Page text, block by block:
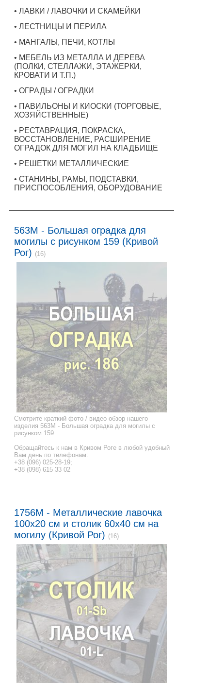
• ЛАВКИ / ЛАВОЧКИ И СКАМЕЙКИ
• ЛЕСТНИЦЫ И ПЕРИЛА
• МАНГАЛЫ, ПЕЧИ, КОТЛЫ
• МЕБЕЛЬ ИЗ МЕТАЛЛА И ДЕРЕВА
(ПОЛКИ, СТЕЛЛАЖИ, ЭТАЖЕРКИ,
КРОВАТИ И Т.П.)
• ОГРАДЫ / ОГРАДКИ
• ПАВИЛЬОНЫ И КИОСКИ (ТОРГОВЫЕ,
ХОЗЯЙСТВЕННЫЕ)
• РЕСТАВРАЦИЯ, ПОКРАСКА,
ВОССТАНОВЛЕНИЕ, РАСШИРЕНИЕ
ОГРАДОК ДЛЯ МОГИЛ НА КЛАДБИЩЕ
• РЕШЕТКИ МЕТАЛЛИЧЕСКИЕ
• СТАНИНЫ, РАМЫ, ПОДСТАВКИ,
ПРИСПОСОБЛЕНИЯ, ОБОРУДОВАНИЕ
563M - Большая оградка для
могилы с рисунком 159 (Кривой
Рог) (16)
Смотрите краткий фото / видео обзор нашего
изделия 563M - Большая оградка для могилы с
рисунком 159.
Обращайтесь к нам в Кривом Роге в любой удобный
Вам день по телефонам:
+38 (096) 025-28-19;
+38 (098) 615-33-02
1756M - Металлические лавочка
100x20 см и столик 60x40 см на
могилу (Кривой Рог) (16)